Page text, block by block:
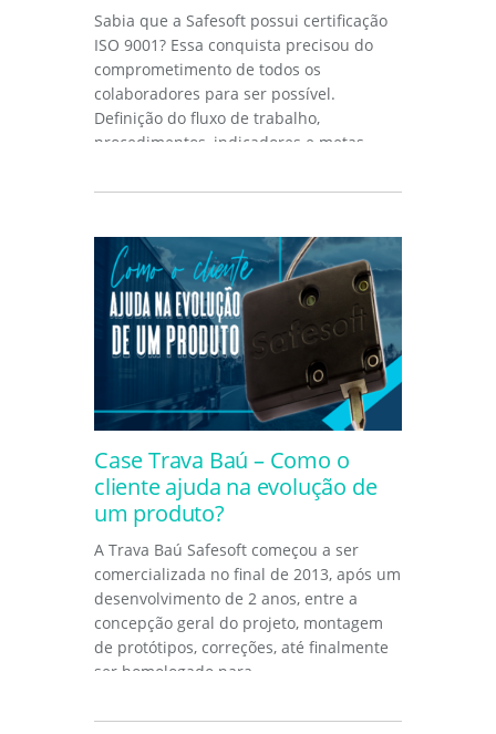
Sabia que a Safesoft possui certificação
ISO 9001? Essa conquista precisou do
comprometimento de todos os
colaboradores para ser possível.
Definição do fluxo de trabalho,
procedimentos, indicadores e metas.
Case Trava Baú – Como o
cliente ajuda na evolução de
um produto?
A Trava Baú Safesoft começou a ser
comercializada no final de 2013, após um
desenvolvimento de 2 anos, entre a
concepção geral do projeto, montagem
de protótipos, correções, até finalmente
ser homologado para...